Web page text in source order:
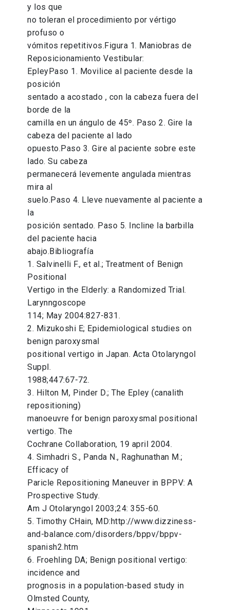
y los que
no toleran el procedimiento por vértigo
profuso o
vómitos repetitivos.Figura 1. Maniobras de
Reposicionamiento Vestibular:
EpleyPaso 1. Movilice al paciente desde la
posición
sentado a acostado , con la cabeza fuera del
borde de la
camilla en un ángulo de 45º. Paso 2. Gire la
cabeza del paciente al lado
opuesto.Paso 3. Gire al paciente sobre este
lado. Su cabeza
permanecerá levemente angulada mientras
mira al
suelo.Paso 4. Lleve nuevamente al paciente a
la
posición sentado. Paso 5. Incline la barbilla
del paciente hacia
abajo.Bibliografía
1. Salvinelli F., et al.; Treatment of Benign
Positional
Vertigo in the Elderly: a Randomized Trial.
Larynngoscope
114; May 2004:827-831.
2. Mizukoshi E; Epidemiological studies on
benign paroxysmal
positional vertigo in Japan. Acta Otolaryngol
Suppl.
1988;447:67-72.
3. Hilton M, Pinder D.; The Epley (canalith
repositioning)
manoeuvre for benign paroxysmal positional
vertigo. The
Cochrane Collaboration, 19 april 2004.
4. Simhadri S., Panda N., Raghunathan M.;
Efficacy of
Paricle Repositioning Maneuver in BPPV: A
Prospective Study.
Am J Otolaryngol 2003;24: 355-60.
5. Timothy CHain, MD:http://www.dizziness-
and-balance.com/disorders/bppv/bppv-
spanish2.htm
6. Froehling DA; Benign positional vertigo:
incidence and
prognosis in a population-based study in
Olmsted County,